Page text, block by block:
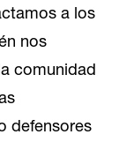
a los
nos
comunidad
defensores